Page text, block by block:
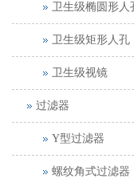
卫生级椭圆形人
卫生级矩形人孔
卫生级视镜
过滤器
Y型过滤器
螺纹角式过滤器